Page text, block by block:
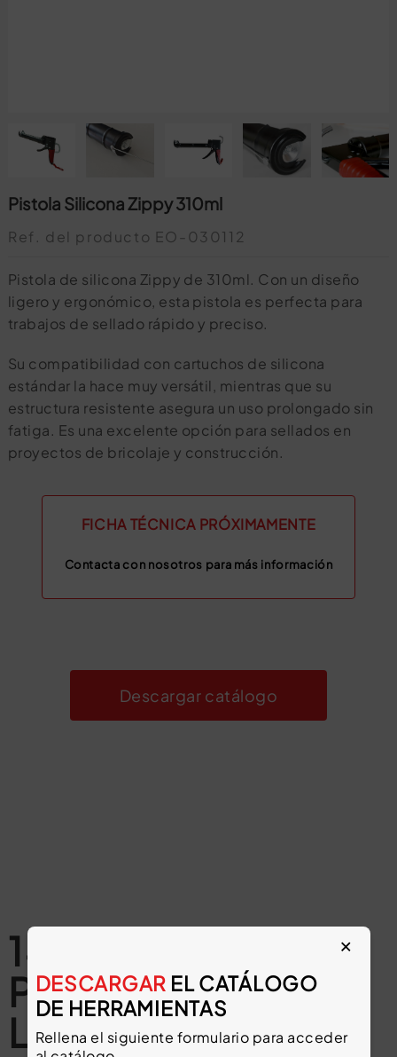
Pistola Silicona Zippy 310ml
Ref. del producto EO-030112
Pistola de silicona Zippy de 310ml. Con un diseño
ligero y ergonómico, esta pistola es perfecta para
trabajos de sellado rápido y preciso.
Su compatibilidad con cartuchos de silicona
estándar la hace muy versátil, mientras que su
estructura resistente asegura un uso prolongado sin
fatiga. Es una excelente opción para sellados en
proyectos de bricolaje y construcción.
FICHA TÉCNICA PRÓXIMAMENTE
Contacta con nosotros para más información
Descargar catálogo
14 OTROS
PRODUCTOS EN
LA MISMA
×
DESCARGAR EL CATÁLOGO
DE HERRAMIENTAS
Rellena el siguiente formulario para acceder